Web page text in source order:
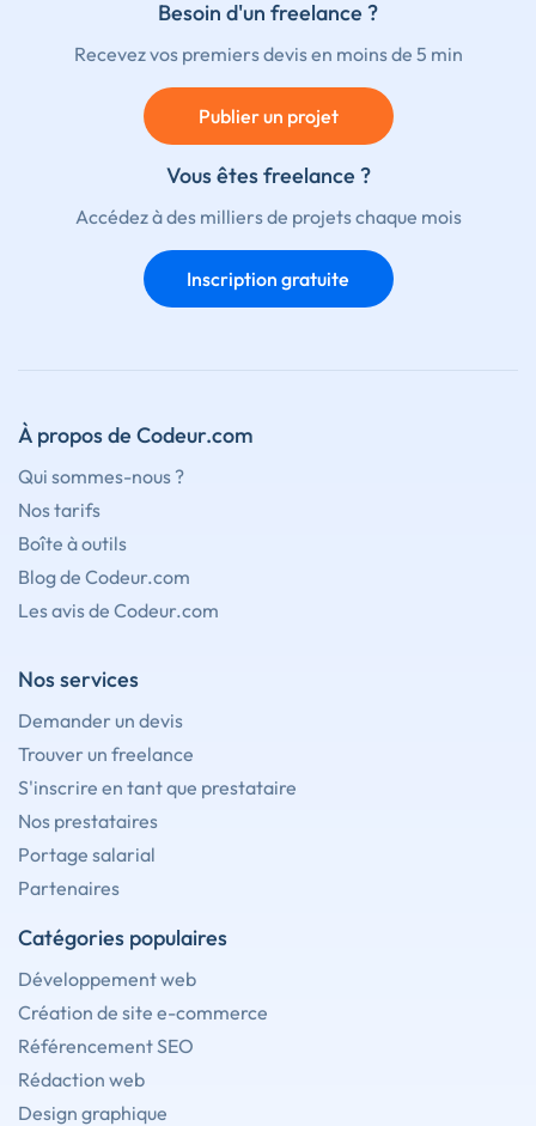
Besoin d'un freelance ?
Recevez vos premiers devis en moins de 5 min
Publier un projet
Vous êtes freelance ?
Accédez à des milliers de projets chaque mois
Inscription gratuite
À propos de Codeur.com
Qui sommes-nous ?
Nos tarifs
Boîte à outils
Blog de Codeur.com
Les avis de Codeur.com
Nos services
Demander un devis
Trouver un freelance
S'inscrire en tant que prestataire
Nos prestataires
Portage salarial
Partenaires
Catégories populaires
Développement web
Création de site e-commerce
Référencement SEO
Rédaction web
Design graphique